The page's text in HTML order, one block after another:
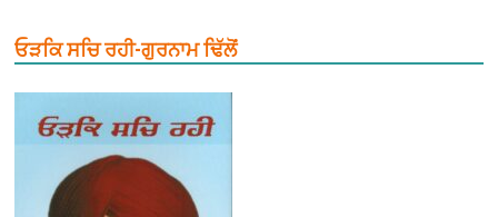
ਓੜਕਿ ਸਚਿ ਰਹੀ-ਗੁਰਨਾਮ ਢਿੱਲੋਂ